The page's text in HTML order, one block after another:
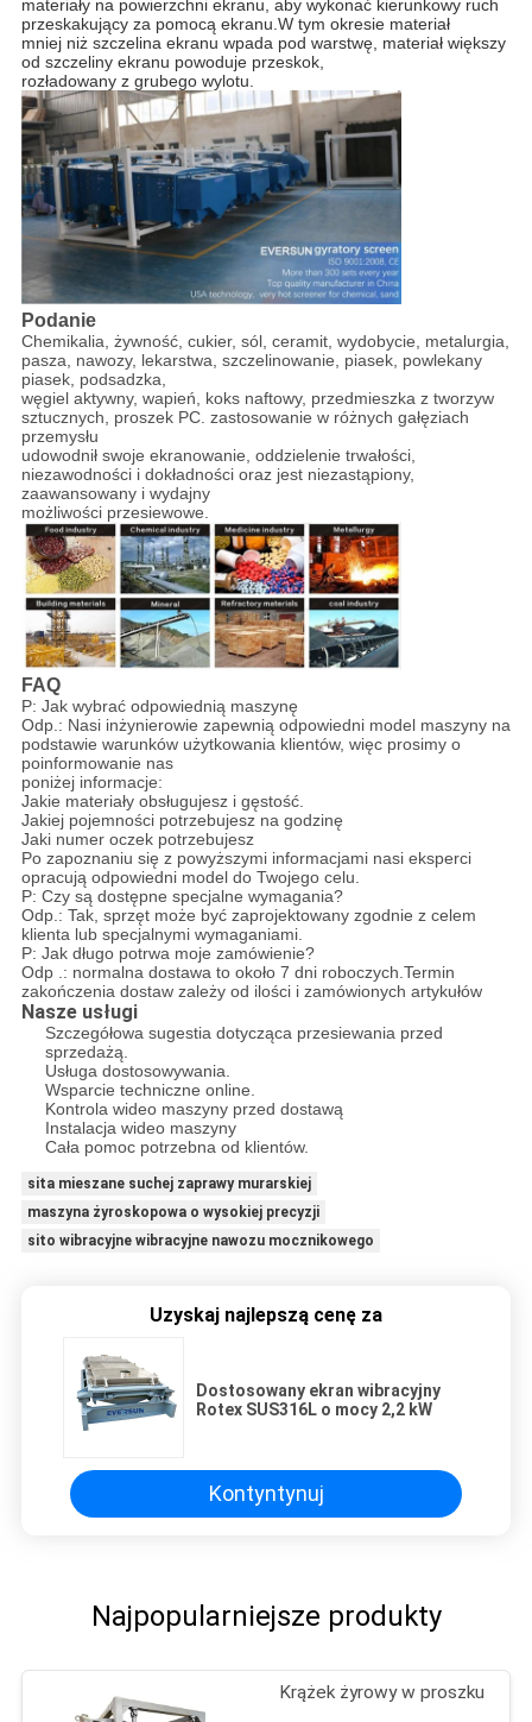
materiały na powierzchni ekranu, aby wykonać kierunkowy ruch
przeskakujący za pomocą ekranu.W tym okresie materiał
mniej niż szczelina ekranu wpada pod warstwę, materiał większy
od szczeliny ekranu powoduje przeskok,
rozładowany z grubego wylotu.
Podanie
Chemikalia, żywność, cukier, sól, ceramit, wydobycie, metalurgia,
pasza, nawozy, lekarstwa, szczelinowanie, piasek, powlekany
piasek, podsadzka,
węgiel aktywny, wapień, koks naftowy, przedmieszka z tworzyw
sztucznych, proszek PC. zastosowanie w różnych gałęziach
przemysłu
udowodnił swoje ekranowanie, oddzielenie trwałości,
niezawodności i dokładności oraz jest niezastąpiony,
zaawansowany i wydajny
możliwości przesiewowe.
FAQ
P: Jak wybrać odpowiednią maszynę
Odp.: Nasi inżynierowie zapewnią odpowiedni model maszyny na
podstawie warunków użytkowania klientów, więc prosimy o
poinformowanie nas
poniżej informacje:
Jakie materiały obsługujesz i gęstość.
Jakiej pojemności potrzebujesz na godzinę
Jaki numer oczek potrzebujesz
Po zapoznaniu się z powyższymi informacjami nasi eksperci
opracują odpowiedni model do Twojego celu.
P: Czy są dostępne specjalne wymagania?
Odp.: Tak, sprzęt może być zaprojektowany zgodnie z celem
klienta lub specjalnymi wymaganiami.
P: Jak długo potrwa moje zamówienie?
Odp .: normalna dostawa to około 7 dni roboczych.Termin
zakończenia dostaw zależy od ilości i zamówionych artykułów
Nasze usługi
Szczegółowa sugestia dotycząca przesiewania przed
sprzedażą.
Usługa dostosowywania.
Wsparcie techniczne online.
Kontrola wideo maszyny przed dostawą
Instalacja wideo maszyny
Cała pomoc potrzebna od klientów.
sita mieszane suchej zaprawy murarskiej
maszyna żyroskopowa o wysokiej precyzji
sito wibracyjne wibracyjne nawozu mocznikowego
Uzyskaj najlepszą cenę za
Dostosowany ekran wibracyjny
Rotex SUS316L o mocy 2,2 kW
Kontyntynuj
Najpopularniejsze produkty
Krążek żyrowy w proszku